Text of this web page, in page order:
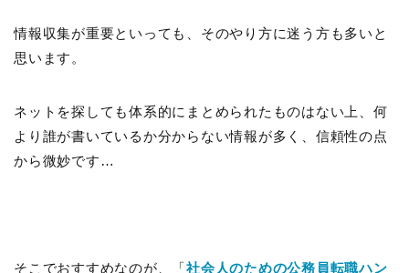
情報収集が重要といっても、そのやり方に迷う方も多いと
思います。
ネットを探しても体系的にまとめられたものはない上、何
より誰が書いているか分からない情報が多く、信頼性の点
から微妙です…
そこでおすすめなのが、「社会人のための公務員転職ハン